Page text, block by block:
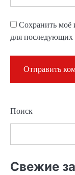
Сохранить моё
для
Поиск
Свежие